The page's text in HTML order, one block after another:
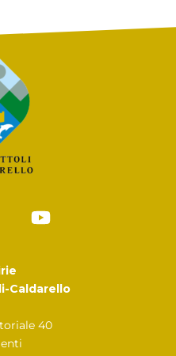
Caldarello
40